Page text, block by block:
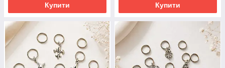
Купити Купити